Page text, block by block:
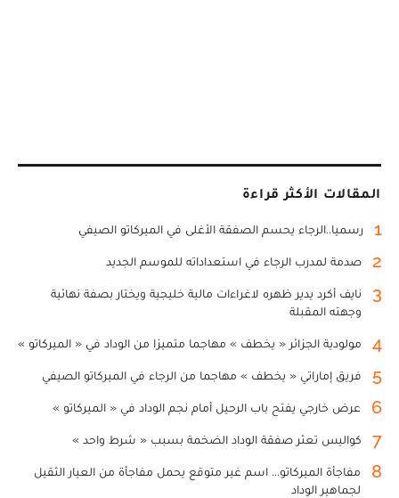
المقالات الأكثر قراءة
1 رسميا..الرجاء يحسم الصفقة الأغلى في الميركاتو الصيفي
2 صدمة لمدرب الرجاء في استعداداته للموسم الجديد
3
نايف أكرد يدير ظهره لاغراءات مالية خليجية ويختار بصفة نهائية
وجهته المقبلة
4 مولودية الجزائر « يخطف » مهاجما متميزا من الوداد في « الميركاتو »
5 فريق إماراتي « يخطف » مهاجما من الرجاء في الميركاتو الصيفي
6 عرض خارجي يفتح باب الرحيل أمام نجم الوداد في « الميركاتو »
7 كواليس تعثر صفقة الوداد الضخمة بسبب « شرط واحد »
8
مفاجأة الميركاتو... اسم غير متوقع يحمل مفاجأة من العيار الثقيل
لجماهير الوداد